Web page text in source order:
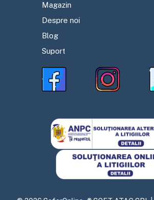
Magazin
Despre noi
Blog
Suport